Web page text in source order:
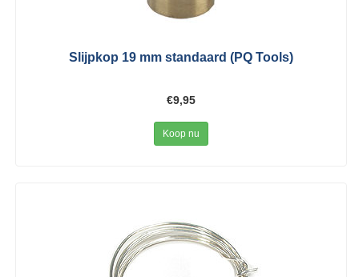
Slijpkop 19 mm standaard (PQ Tools)
€9,95
Koop nu